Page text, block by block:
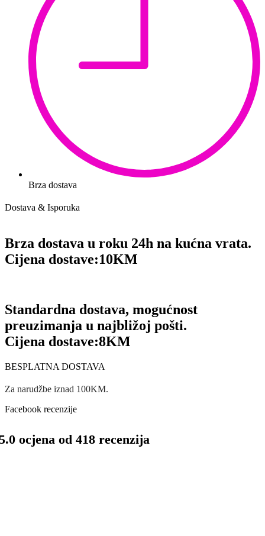
Brza dostava
Dostava & Isporuka
Brza dostava u roku 24h na kućna vrata.
Cijena dostave:10KM
Standardna dostava, mogućnost
preuzimanja u najbližoj pošti.
Cijena dostave:8KM
BESPLATNA DOSTAVA
Za narudžbe iznad 100KM.
Facebook recenzije
ocjena od 418 recenzija